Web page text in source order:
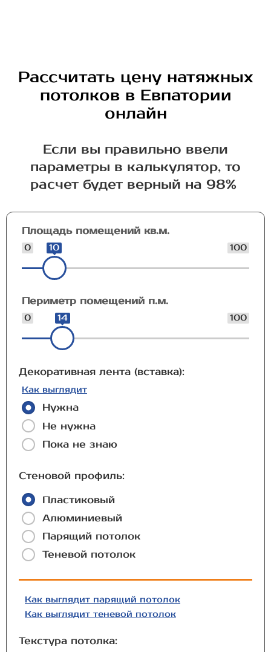
Рассчитать цену натяжных
потолков в Евпатории
онлайн
Если вы правильно ввели
параметры в калькулятор, то
расчет будет верный на 98%
Площадь помещений кв.м.
0 100
10
Периметр помещений п.м.
0 100
14
Декоративная лента (вставка):
Как выглядит
Нужна
Не нужна
Пока не знаю
Стеновой профиль:
Пластиковый
Алюминиевый
Парящий потолок
Теневой потолок
Как выглядит парящий потолок
Как выглядит теневой потолок
Текстура потолка: